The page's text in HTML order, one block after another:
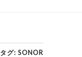
タグ: SONOR